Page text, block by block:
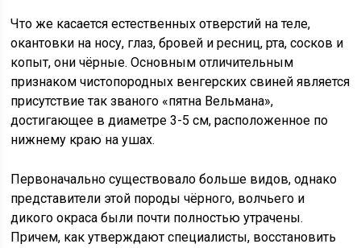
Что же касается естественных отверстий на теле,
окантовки на носу, глаз, бровей и ресниц, рта, сосков и
копыт, они чёрные. Основным отличительным
признаком чистопородных венгерских свиней является
присутствие так званого «пятна Вельмана»,
достигающее в диаметре 3-5 см, расположенное по
нижнему краю на ушах.
Первоначально существовало больше видов, однако
представители этой породы чёрного, волчьего и
дикого окраса были почти полностью утрачены.
Причем, как утверждают специалисты, восстановить